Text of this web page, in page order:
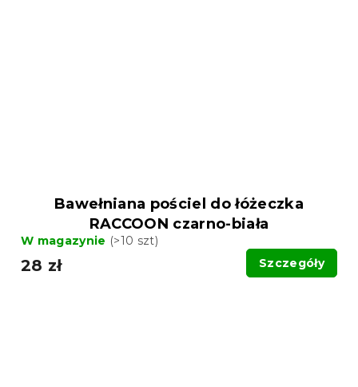
Bawełniana pościel do łóżeczka
RACCOON czarno-biała
W magazynie (>10 szt)
28 zł Szczegóły